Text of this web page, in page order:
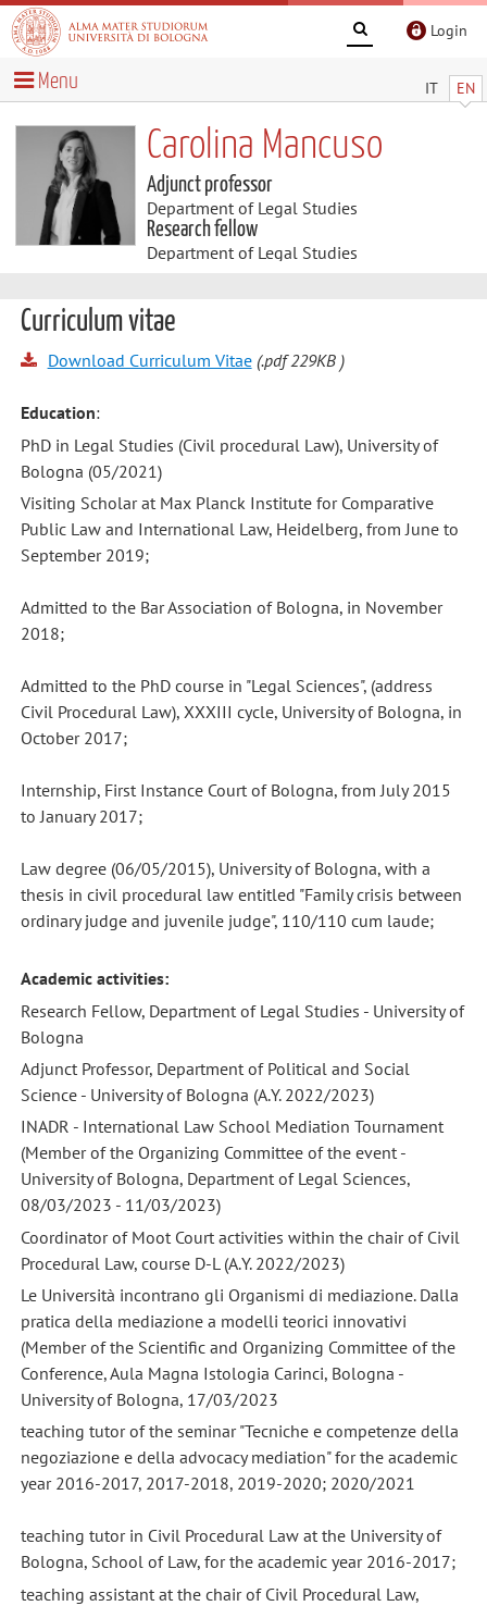
Login
IT EN
Menu
Carolina Mancuso
Adjunct professor
Department of Legal Studies
Research fellow
Department of Legal Studies
Curriculum vitae
Download Curriculum Vitae(.pdf 229KB )
Education:
PhD in Legal Studies (Civil procedural Law), University of
Bologna (05/2021)
Visiting Scholar at Max Planck Institute for Comparative
Public Law and International Law, Heidelberg, from June to
September 2019;
Admitted to the Bar Association of Bologna, in November
2018;
Admitted to the PhD course in "Legal Sciences", (address
Civil Procedural Law), XXXIII cycle, University of Bologna, in
October 2017;
Internship, First Instance Court of Bologna, from July 2015
to January 2017;
Law degree (06/05/2015), University of Bologna, with a
thesis in civil procedural law entitled "Family crisis between
ordinary judge and juvenile judge", 110/110 cum laude;
Academic activities:
Research Fellow, Department of Legal Studies - University of
Bologna
Adjunct Professor, Department of Political and Social
Science - University of Bologna (A.Y. 2022/2023)
INADR - International Law School Mediation Tournament
(Member of the Organizing Committee of the event -
University of Bologna, Department of Legal Sciences,
08/03/2023 - 11/03/2023)
Coordinator of Moot Court activities within the chair of Civil
Procedural Law, course D-L (A.Y. 2022/2023)
Le Università incontrano gli Organismi di mediazione. Dalla
pratica della mediazione a modelli teorici innovativi
(Member of the Scientific and Organizing Committee of the
Conference, Aula Magna Istologia Carinci, Bologna -
University of Bologna, 17/03/2023
teaching tutor of the seminar "Tecniche e competenze della
negoziazione e della advocacy mediation" for the academic
year 2016-2017, 2017-2018, 2019-2020; 2020/2021
teaching tutor in Civil Procedural Law at the University of
Bologna, School of Law, for the academic year 2016-2017;
teaching assistant at the chair of Civil Procedural Law,